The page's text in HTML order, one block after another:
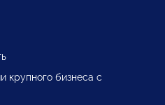
крупного бизнеса с